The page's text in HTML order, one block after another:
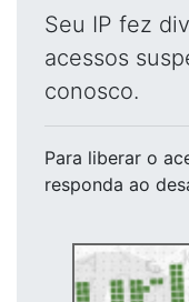
Seu IP fez
acessos
conosco.
Para liberar o
responda ao